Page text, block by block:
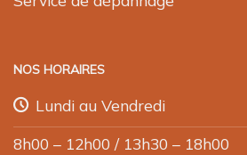
NOS HORAIRES
Lundi au Vendredi
8h00 – 12h00 / 13h30 – 18h00